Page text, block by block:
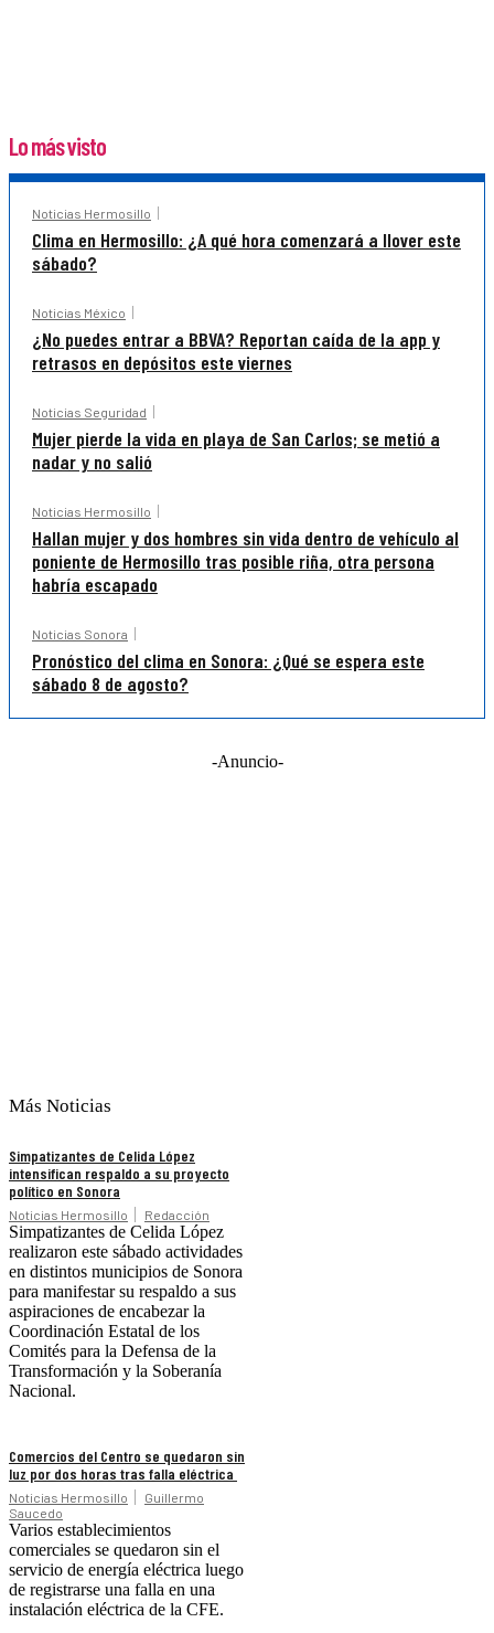
Lo más visto
Noticias Hermosillo
Clima en Hermosillo: ¿A qué hora comenzará a llover este
sábado?
Noticias México
¿No puedes entrar a BBVA? Reportan caída de la app y
retrasos en depósitos este viernes
Noticias Seguridad
Mujer pierde la vida en playa de San Carlos; se metió a
nadar y no salió
Noticias Hermosillo
Hallan mujer y dos hombres sin vida dentro de vehículo al
poniente de Hermosillo tras posible riña, otra persona
habría escapado
Noticias Sonora
Pronóstico del clima en Sonora: ¿Qué se espera este
sábado 8 de agosto?
-Anuncio-
Más Noticias
Simpatizantes de Celida López
intensifican respaldo a su proyecto
político en Sonora
Noticias Hermosillo Redacción
Simpatizantes de Celida López
realizaron este sábado actividades
en distintos municipios de Sonora
para manifestar su respaldo a sus
aspiraciones de encabezar la
Coordinación Estatal de los
Comités para la Defensa de la
Transformación y la Soberanía
Nacional.
Comercios del Centro se quedaron sin
luz por dos horas tras falla eléctrica
Noticias Hermosillo
Guillermo
Saucedo
Varios establecimientos
comerciales se quedaron sin el
servicio de energía eléctrica luego
de registrarse una falla en una
instalación eléctrica de la CFE.